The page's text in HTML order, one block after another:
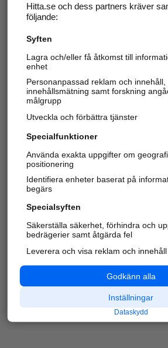
Svara på och hantera dina
Har du redan verifierat ditt
Varje vecka besöker du och4
härliga användare oss för att
information om företag,
platser.
Hitta.se och dess partners kräver
följande:
Syften
Lagra och/eller få åtkomst till
enhet
Personanpassad reklam och
innehållsmätning samt forskning
målgrupp
Utveckla och förbättra tjänster
Specialfunktioner
Använda exakta uppgifter om
positionering
Identifiera enheter baserat på
begärs
Specialsyften
Säkerställa säkerhet, förhindra och
bedrägerier samt åtgärda fel
Leverera och visa reklam och innehåll
Godkänn alla
Inställningar
Dataskydd